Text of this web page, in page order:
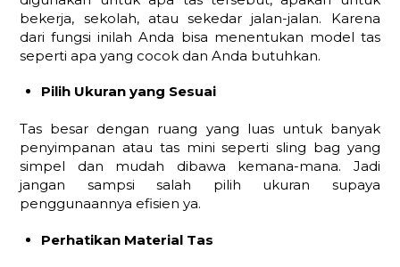
bekerja, sekolah, atau sekedar jalan-jalan. Karena
dari fungsi inilah Anda bisa menentukan model tas
seperti apa yang cocok dan Anda butuhkan.
Pilih Ukuran yang Sesuai
Tas besar dengan ruang yang luas untuk banyak
penyimpanan atau tas mini seperti sling bag yang
simpel dan mudah dibawa kemana-mana. Jadi
jangan sampsi salah pilih ukuran supaya
penggunaannya efisien ya.
Perhatikan Material Tas